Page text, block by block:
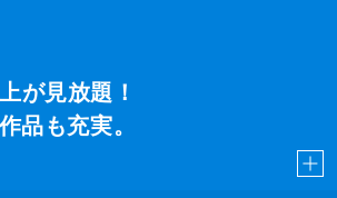
が見放題！
品も充実。